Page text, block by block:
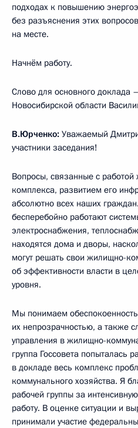
подходах к повышению
без разъяснения этих
на месте.
Начнём работу.
Слово для основного доклада
Новосибирской области
В.Юрченко: Уважаемый
участники заседания!
Вопросы, связанные с
комплекса, развитием его
абсолютно всех наших
бесперебойно работают
электроснабжения,
находятся дома и дворы,
могут решать свои жилищно-
об эффективности власти в
уровня.
Мы понимаем
их непрозрачностью, а также
управления в жилищно-
группа Госсовета попыталась
в докладе весь комплекс
коммунального хозяйства. Я
рабочей группы за
работу. В оценке ситуации и
принимали участие